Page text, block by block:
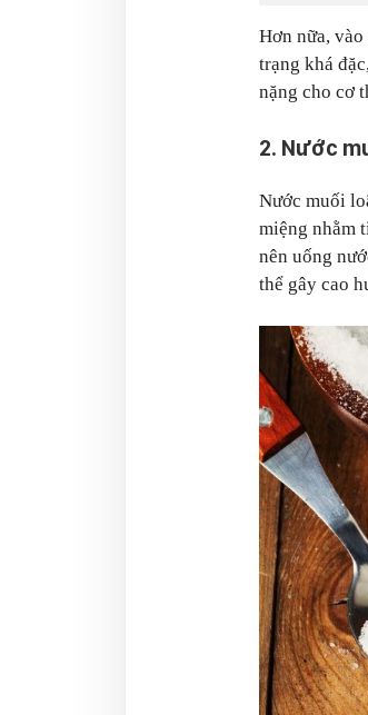
Hơn nữa,
trạng khá
nặng cho cơ
2. Nước
Nước muối
miệng nhằm
nên uống
thể gây cao